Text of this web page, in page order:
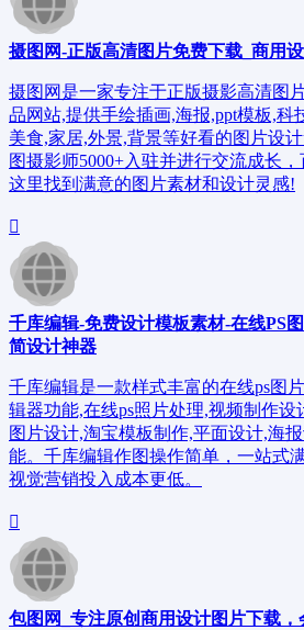
摄图网-正版高清图片免费下载_商用
摄图网是一家专注于正版摄影高清图
品网站,提供手绘插画,海报,ppt模板,科
美食,家居,外景,背景等好看的图片设
图摄影师5000+入驻并进行交流成长
这里找到满意的图片素材和设计灵感!
千库编辑-免费设计模板素材-在线PS
简设计神器
千库编辑是一款样式丰富的在线ps图
辑器功能,在线ps照片处理,视频制作设
图片设计,淘宝模板制作,平面设计,海
能。千库编辑作图操作简单，一站式
视觉营销投入成本更低。
包图网_专注原创商用设计图片下载